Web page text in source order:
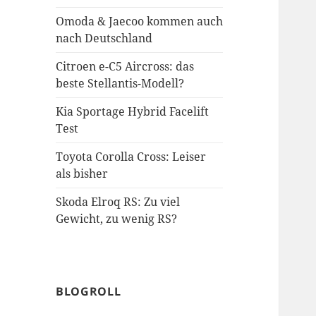
Omoda & Jaecoo kommen auch
nach Deutschland
Citroen e-C5 Aircross: das
beste Stellantis-Modell?
Kia Sportage Hybrid Facelift
Test
Toyota Corolla Cross: Leiser
als bisher
Skoda Elroq RS: Zu viel
Gewicht, zu wenig RS?
BLOGROLL